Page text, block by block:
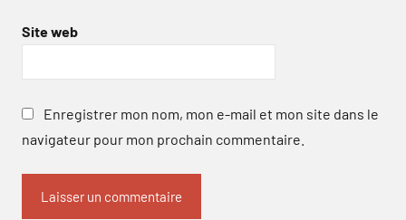
Site web
Enregistrer mon nom, mon e-mail et mon site dans le
navigateur pour mon prochain commentaire.